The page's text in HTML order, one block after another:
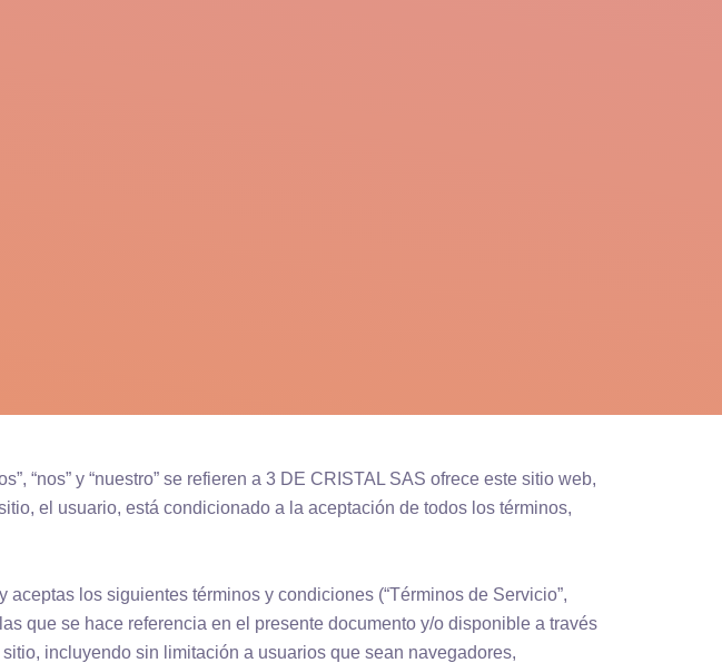
“nos” y “nuestro” se refieren a 3 DE CRISTAL SAS ofrece este sitio web,
el usuario, está condicionado a la aceptación de todos los términos,
los siguientes términos y condiciones (“Términos de Servicio”,
que se hace referencia en el presente documento y/o disponible a través
incluyendo sin limitación a usuarios que sean navegadores,